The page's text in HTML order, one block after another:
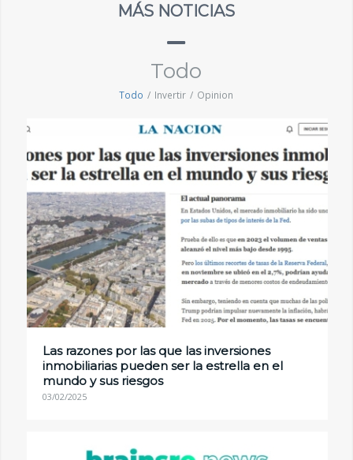
MÁS NOTICIAS
Todo
Todo / Invertir / Opinion
Las razones por las que las inversiones
inmobiliarias pueden ser la estrella en el
mundo y sus riesgos
03/02/2025